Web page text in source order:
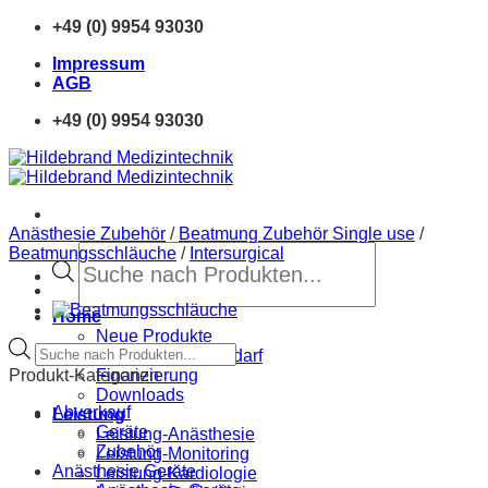
Zum
springen
+49 (0) 9954 93030
Impressum
AGB
+49 (0) 9954 93030
Products
search
Home
Neue Produkte
Sprechstundenbedarf
Finanzierung
Downloads
Leistung
Leistung-Anästhesie
Leistung-Monitoring
Leistung-Kardiologie
Anästhesie Zubehör / Beatmung Zubehör Single use /
Beatmungsschläuche / Intersurgical
Products
search
Produkt-Kategorien
Abverkauf
Geräte
Zubehör
Anästhesie Geräte